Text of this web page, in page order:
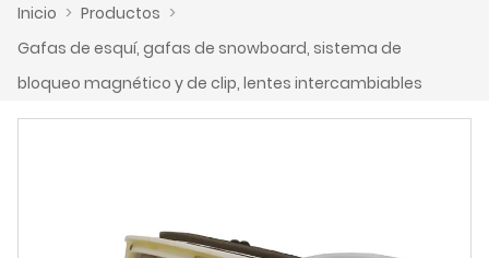
Inicio > Productos >
Gafas de esquí, gafas de snowboard, sistema de
bloqueo magnético y de clip, lentes intercambiables